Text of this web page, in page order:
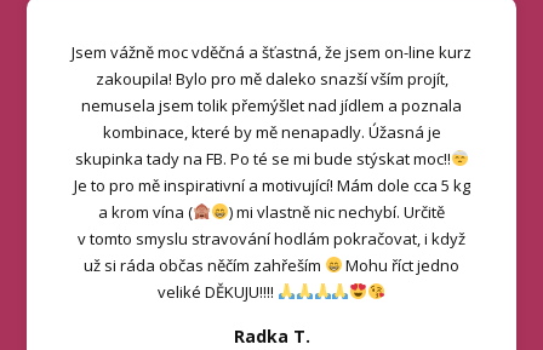
Jsem vážně moc vděčná a šťastná, že jsem on-line kurz
zakoupila! Bylo pro mě daleko snazší vším projít,
nemusela jsem tolik přemýšlet nad jídlem a poznala
kombinace, které by mě nenapadly. Úžasná je
skupinka tady na FB. Po té se mi bude stýskat moc!!
Je to pro mě inspirativní a motivující! Mám dole cca 5 kg
a krom vína (
) mi vlastně nic nechybí. Určitě
v tomto smyslu stravování hodlám pokračovat, i když
už si ráda občas něčím zahřeším
Mohu říct jedno
veliké DĚKUJU!!!!
Radka T.